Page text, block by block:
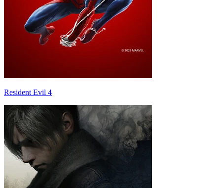
Resident Evil 4